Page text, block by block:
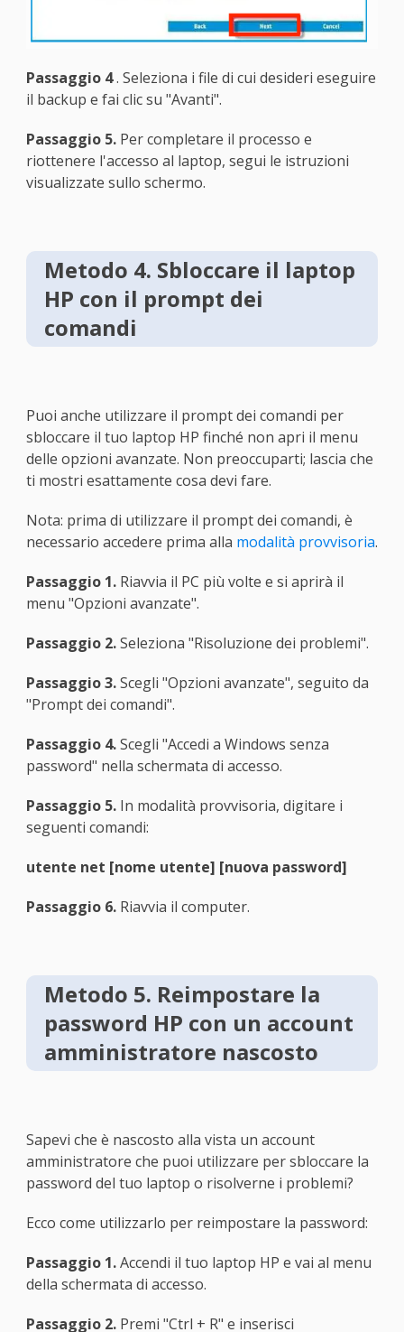
Passaggio 4. Seleziona i file di cui desideri eseguire
il backup e fai clic su "Avanti".
Passaggio 5.Per completare il processo e
riottenere l'accesso al laptop, segui le istruzioni
visualizzate sullo schermo.
Metodo 4. Sbloccare il laptop
HP con il prompt dei
comandi
Puoi anche utilizzare il prompt dei comandi per
sbloccare il tuo laptop HP finché non apri il menu
delle opzioni avanzate. Non preoccuparti; lascia che
ti mostri esattamente cosa devi fare.
Nota: prima di utilizzare il prompt dei comandi, è
necessario accedere prima alla modalità provvisoria.
Passaggio 1.Riavvia il PC più volte e si aprirà il
menu "Opzioni avanzate".
Passaggio 2.Seleziona "Risoluzione dei problemi".
Passaggio 3.Scegli "Opzioni avanzate", seguito da
"Prompt dei comandi".
Passaggio 4.Scegli "Accedi a Windows senza
password" nella schermata di accesso.
Passaggio 5.In modalità provvisoria, digitare i
seguenti comandi:
utente net [nome utente] [nuova password]
Passaggio 6.Riavvia il computer.
Metodo 5. Reimpostare la
password HP con un account
amministratore nascosto
Sapevi che è nascosto alla vista un account
amministratore che puoi utilizzare per sbloccare la
password del tuo laptop o risolverne i problemi?
Ecco come utilizzarlo per reimpostare la password:
Passaggio 1.Accendi il tuo laptop HP e vai al menu
della schermata di accesso.
Passaggio 2.Premi "Ctrl + R" e inserisci